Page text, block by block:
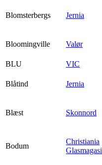
Blomsterbergs Jernia
Bloomingville Valør
BLU
VIC
Blåtind Jernia
Blæst Skonnord
Bodum
Christiania